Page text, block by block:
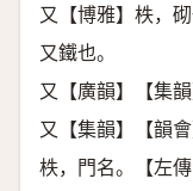
又【博雅】柣，砌
又鐵也。
又【廣韻】【集韻
又【集韻】【韻
柣，門名。【左